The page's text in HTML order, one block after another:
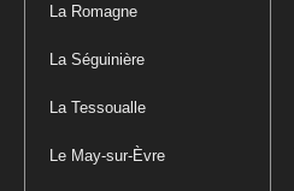
La Romagne
La Séguinière
La Tessoualle
Le May-sur-Èvre